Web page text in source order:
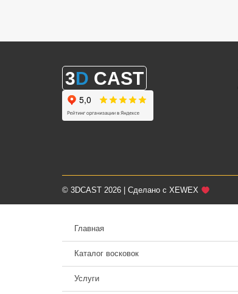
3D CAST
© 3DCAST 2026 | Сделано с XEWEX
Главная
Каталог восковок
Услуги